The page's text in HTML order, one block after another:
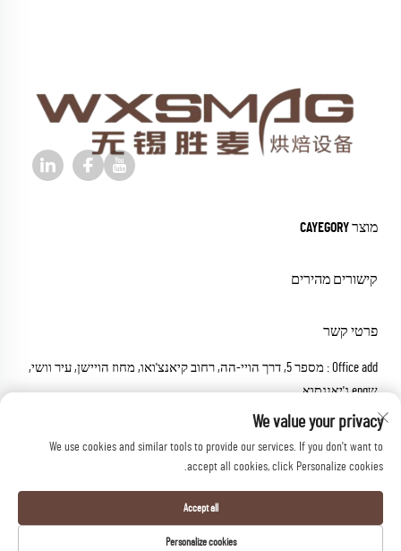
מוצר CAYEGORY
קישורים מהירים
פרטי קשר
Office add : מספר 5, דרך הויי-הה, רחוב קיאנצ'ואו, מחוז הויישן, עיר וושי,
שeng ג'יאנגסוא
דואר אלקטרוני:
We value your privacy
We use cookies and similar tools to provide our services. If you don't want to
accept all cookies, click Personalize cookies.
Personalize cookies
Accept all